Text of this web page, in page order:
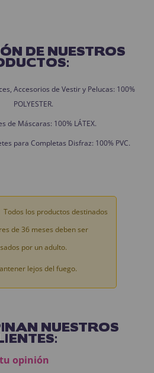
DE NUESTROS
Accesorios de Vestir y Pelucas: 100%
POLYESTER.
de Máscaras: 100% LÁTEX.
para Completas Disfraz: 100% PVC.
Todos los productos destinados
de 36 meses deben ser
por un adulto.
lejos del fuego.
NUESTROS
opinión